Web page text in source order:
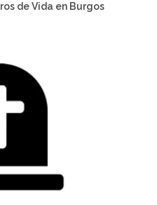
de Vida en Burgos